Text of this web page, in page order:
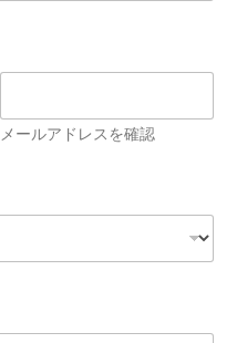
メールアドレスを確認